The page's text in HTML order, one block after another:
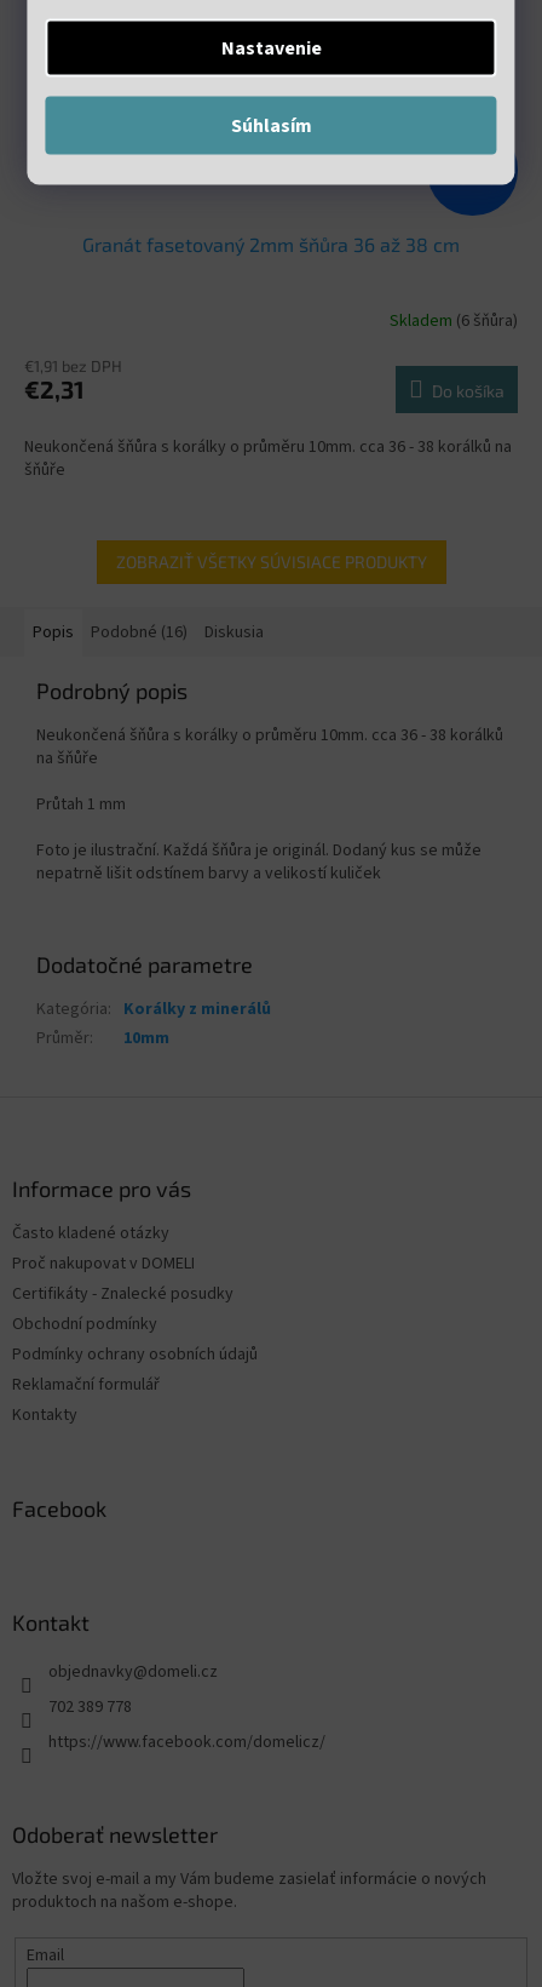
Nastavenie
Súhlasím
Granát fasetovaný 2mm šňůra 36 až 38 cm
Skladem (6 šňůra)
€1,91 bez DPH
€2,31 Do košíka
Neukončená šňůra s korálky o průměru 10mm. cca 36 - 38 korálků na
šňůře
ZOBRAZIŤ VŠETKY SÚVISIACE PRODUKTY
Popis Podobné (16) Diskusia
Podrobný popis
Neukončená šňůra s korálky o průměru 10mm. cca 36 - 38 korálků
na šňůře
Průtah 1 mm
Foto je ilustrační. Každá šňůra je originál. Dodaný kus se může
nepatrně lišit odstínem barvy a velikostí kuliček
Dodatočné parametre
Kategória: Korálky z minerálů
Průměr: 10mm
Informace pro vás
Často kladené otázky
Proč nakupovat v DOMELI
Certifikáty - Znalecké posudky
Obchodní podmínky
Podmínky ochrany osobních údajů
Reklamační formulář
Kontakty
Facebook
Kontakt
objednavky@domeli.cz
702 389 778
https://www.facebook.com/domelicz/
Odoberať newsletter
Vložte svoj e-mail a my Vám budeme zasielať informácie o nových
produktoch na našom e-shope.
Email